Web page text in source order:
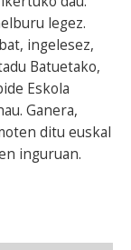
legez.
ingelesez,
Batuetako,
Eskola
Ganera,
ditu euskal
inguruan.